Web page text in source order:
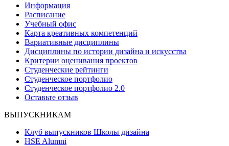
Информация
Расписание
Учебный офис
Карта креативных компетенций
Вариативные дисциплины
Дисциплины по истории дизайна и искусства
Критерии оценивания проектов
Студенческие рейтинги
Студенческое портфолио
Студенческое портфолио 2.0
Оставьте отзыв
ВЫПУСКНИКАМ
Клуб выпускников Школы дизайна
HSE Alumni